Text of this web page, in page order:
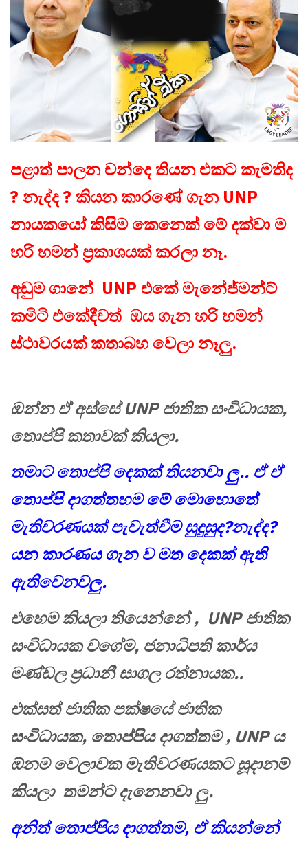
පළාත් පාලන චන්දෙ තියන එකට කැමතිද
? නැද්ද ? කියන කාරණේ ගැන UNP
නායකයෝ කිසිම කෙනෙක් මේ දක්වා ම
හරි හමන් ප්‍රකාශයක් කරලා නෑ.
අඩුම ගානේ UNP එකේ මැනේජ්මන්ට්
කමිටි එකේදීවත් ඔය ගැන හරි හමන්
ස්ථාවරයක් කතාබහ වෙලා නෑලු.
ඔන්න ඒ අස්සේ UNP ජාතික සංවිධායක,
තොප්පි කතාවක් කියලා.
තමාට තොප්පි දෙකක් තියනවා ලු.. ඒ ඒ
තොප්පි දාගත්තහම මේ මොහොතේ
මැතිවරණයක් පැවැත්වීම සුදුසුද?නැද්ද?
යන කාරණය ගැන ව මත දෙකක් ඇති
ඇතිවෙනවලු.
එහෙම කියලා තියෙන්නේ , UNP ජාතික
සංවිධායක වගේම, ජනාධිපති කාර්ය
මණ්ඩල ප්‍රධානී සාගල රත්නායක..
එක්සත් ජාතික පක්ෂයේ ජාතික
සංවිධායක, තොප්පිය දාගත්තම , UNP ය
ඕනම වෙලාවක මැතිවරණයකට සූදානම්
කියලා තමන්ට දැනෙනවා ලු.
අනිත් තොප්පිය දාගත්තම, ඒ කියන්නේ